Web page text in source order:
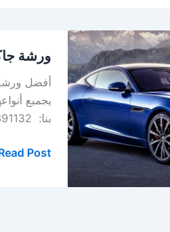
ورشة
أفضل ورشة
يجمبع
بنا: 0569391132 العنوان : صناعية ركاز – صناعة الثقبة – […]
جاكوار
في
الدمام
–
الخبر
–
Post »